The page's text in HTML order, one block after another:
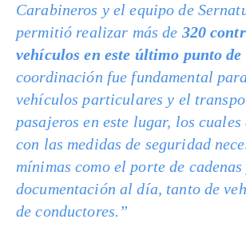
Carabineros y el equipo de
permitió realizar más de 320
vehículos en este último punto
coordinación fue fundamental
vehículos particulares y el
pasajeros en este lugar, los
con las medidas de seguridad
mínimas como el porte de
documentación al día, tanto de
de conductores.”